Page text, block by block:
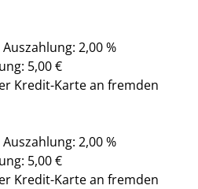
2,00 %
5,00 €
Kredit-Karte an fremden
2,00 %
5,00 €
Kredit-Karte an fremden